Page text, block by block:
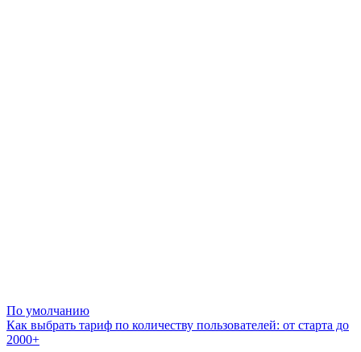
По умолчанию
Как выбрать тариф по количеству пользователей: от старта до
2000+